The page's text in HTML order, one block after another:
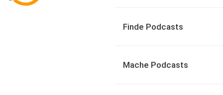
Finde Podcasts
Mache Podcasts